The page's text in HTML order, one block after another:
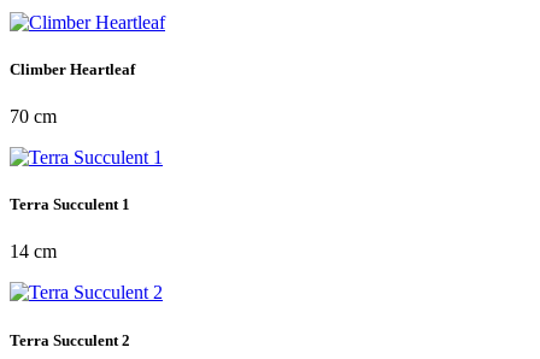
Climber Heartleaf
70 cm
Terra Succulent 1
14 cm
Terra Succulent 2